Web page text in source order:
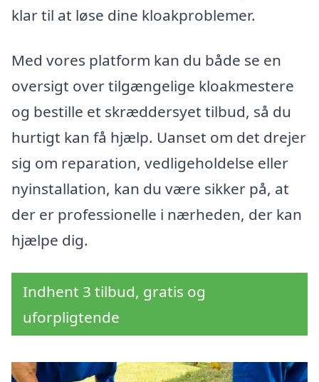
klar til at løse dine kloakproblemer.
Med vores platform kan du både se en
oversigt over tilgængelige kloakmestere
og bestille et skræddersyet tilbud, så du
hurtigt kan få hjælp. Uanset om det drejer
sig om reparation, vedligeholdelse eller
nyinstallation, kan du være sikker på, at
der er professionelle i nærheden, der kan
hjælpe dig.
Indhent 3 tilbud, gratis og
uforpligtende